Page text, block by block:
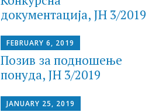
документација, JН 3/2019
FEBRUARY 6, 2019
Позив за подношење
понуда, JН 3/2019
JANUARY 25, 2019